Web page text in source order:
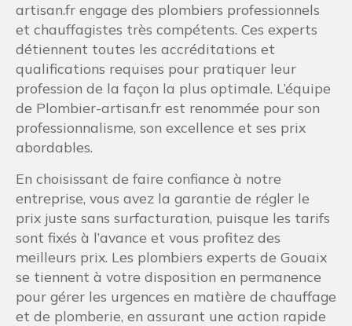
artisan.fr engage des plombiers professionnels
et chauffagistes très compétents. Ces experts
détiennent toutes les accréditations et
qualifications requises pour pratiquer leur
profession de la façon la plus optimale. L’équipe
de Plombier-artisan.fr est renommée pour son
professionnalisme, son excellence et ses prix
abordables.
En choisissant de faire confiance à notre
entreprise, vous avez la garantie de régler le
prix juste sans surfacturation, puisque les tarifs
sont fixés à l’avance et vous profitez des
meilleurs prix. Les plombiers experts de Gouaix
se tiennent à votre disposition en permanence
pour gérer les urgences en matière de chauffage
et de plomberie, en assurant une action rapide